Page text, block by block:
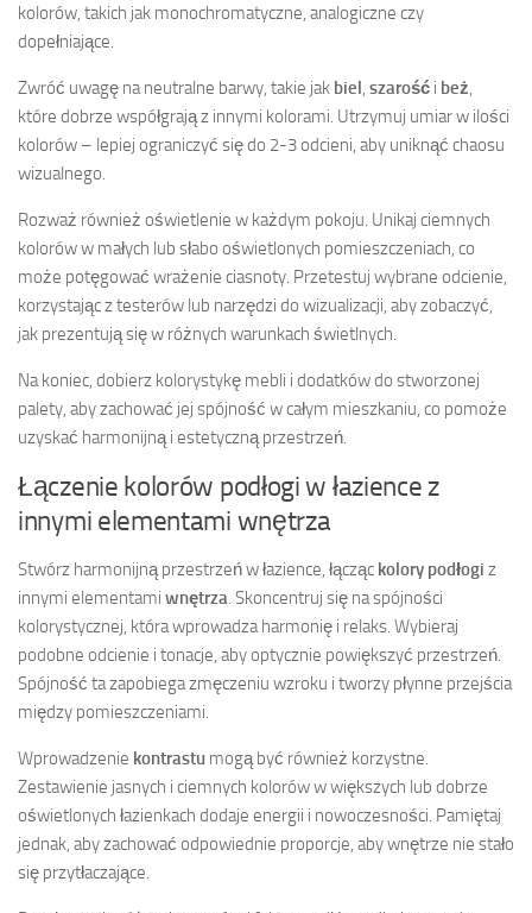
kolorów, takich jak monochromatyczne, analogiczne czy
dopełniające.
Zwróć uwagę na neutralne barwy, takie jak biel szarość i beż
które dobrze współgrają z innymi kolorami. Utrzymuj umiar w ilości
kolorów – lepiej ograniczyć się do 2-3 odcieni, aby uniknąć chaosu
wizualnego.
Rozważ również oświetlenie w każdym pokoju. Unikaj ciemnych
kolorów w małych lub słabo oświetlonych pomieszczeniach, co
może potęgować wrażenie ciasnoty. Przetestuj wybrane odcienie,
korzystając z testerów lub narzędzi do wizualizacji, aby zobaczyć,
jak prezentują się w różnych warunkach świetlnych.
Na koniec, dobierz kolorystykę mebli i dodatków do stworzonej
palety, aby zachować jej spójność w całym mieszkaniu, co pomoże
uzyskać harmonijną i estetyczną przestrzeń.
Łączenie kolorów podłogi w łazience z
innymi elementami wnętrza
Stwórz harmonijną przestrzeń w łazience, łącząc kolory podłogi z
innymi elementami wnętrza . Skoncentruj się na spójności
kolorystycznej, która wprowadza harmonię i relaks. Wybieraj
podobne odcienie i tonacje, aby optycznie powiększyć przestrzeń.
Spójność ta zapobiega zmęczeniu wzroku i tworzy płynne przejścia
między pomieszczeniami.
Wprowadzenie kontrastu mogą być również korzystne.
Zestawienie jasnych i ciemnych kolorów w większych lub dobrze
oświetlonych łazienkach dodaje energii i nowoczesności. Pamiętaj
jednak, aby zachować odpowiednie proporcje, aby wnętrze nie stało
się przytłaczające.